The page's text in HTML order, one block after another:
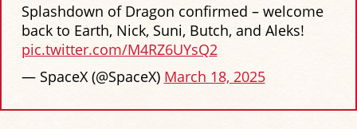
Splashdown of Dragon confirmed – welcome
back to Earth, Nick, Suni, Butch, and Aleks!
pic.twitter.com/M4RZ6UYsQ2
— SpaceX (@SpaceX) March 18, 2025